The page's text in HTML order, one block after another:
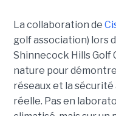
La collaboration de
golf association) lors
Shinnecock Hills Golf
nature pour
réseaux et la
réelle. Pas en